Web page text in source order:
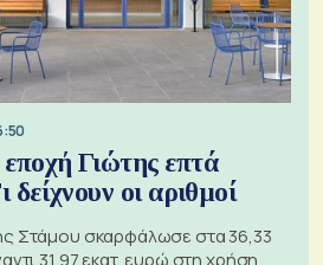
Γιώτης επτά
δείχνουν οι αριθμοί
Στάμου σκαρφάλωσε στα 36,33
31,97 εκατ. ευρώ στη χρήση